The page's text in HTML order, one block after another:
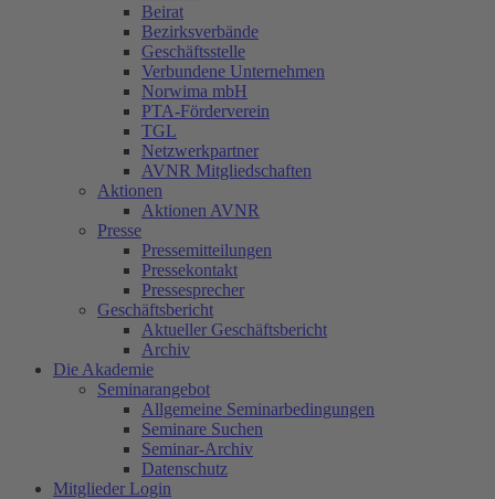
Beirat
Bezirksverbände
Geschäftsstelle
Verbundene Unternehmen
Norwima mbH
PTA-Förderverein
TGL
Netzwerkpartner
AVNR Mitgliedschaften
Aktionen
Aktionen AVNR
Presse
Pressemitteilungen
Pressekontakt
Pressesprecher
Geschäftsbericht
Aktueller Geschäftsbericht
Archiv
Die Akademie
Seminarangebot
Allgemeine Seminarbedingungen
Seminare Suchen
Seminar-Archiv
Datenschutz
Mitglieder Login